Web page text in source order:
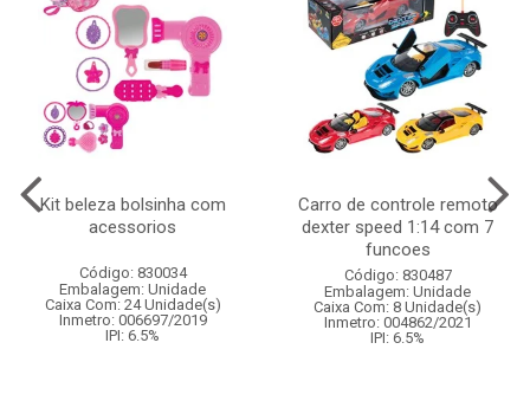
Kit beleza bolsinha com
acessorios
Código: 830034
Embalagem: Unidade
Caixa Com: 24 Unidade(s)
Inmetro: 006697/2019
IPI: 6.5%
Carro de controle remoto
dexter speed 1:14 com 7
funcoes
Código: 830487
Embalagem: Unidade
Caixa Com: 8 Unidade(s)
Inmetro: 004862/2021
IPI: 6.5%